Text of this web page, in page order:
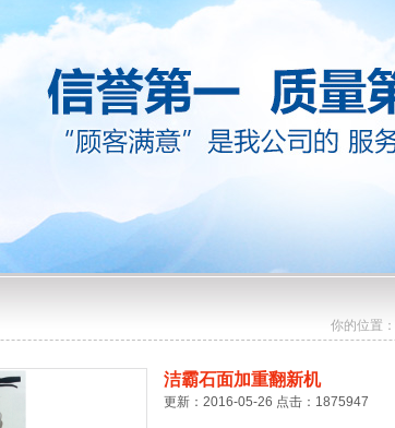
你的位置：
洁霸石面加重翻新机
更新：2016-05-26 点击：1875947